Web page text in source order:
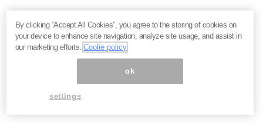
By clicking “Accept All Cookies”, you agree to the storing of cookies on
your device to enhance site navigation, analyze site usage, and assist in
our marketing efforts.Coolie policy
ok
settings